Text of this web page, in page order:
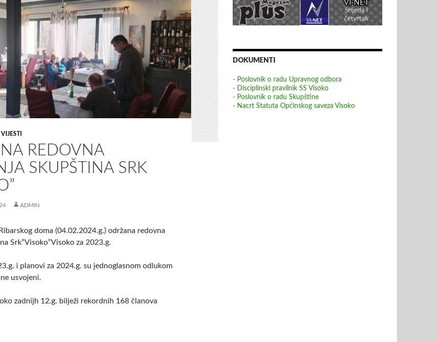
VIJESTI
REDOVNA
SKUPŠTINA SRK
ADMIN
doma (04.02.2024.g.) održana redovna
Srk”Visoko”Visoko za 2023.g.
i planovi za 2024.g. su jednoglasnom odlukom
usvojeni.
zadnijh 12.g. bilježi rekordnih 168 članova
DOKUMENTI
- Poslovnik o radu Upravnog odbora
- Disciplinski pravilnik SS Visoko
- Poslovnik o radu Skupštine
- Nacrt Statuta Općinskog saveza Visoko